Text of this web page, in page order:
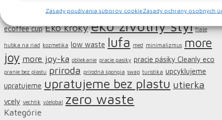
Zásady používania súborov cookieZásady ochrany osobných
cleon darčeky domáce recepty eatgreen
ecoffee cup Eko kroky eko životný štýl fľaše
hubka na riad kozmetika low waste lufa med minimalizmus more
joy more joy-ka obliekanie pracie pasiky pracie pásiky Cleanly eco
pranie bez plastu priroda prírodná špongia swap turistika upcyklujeme
upratujeme upratujeme bez plastu utierka
vcely vechtik včelobal zero waste
Kategórie